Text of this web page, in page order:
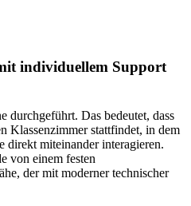
individuellem Support
durchgeführt. Das bedeutet, dass
Klassenzimmer stattfindet, in dem
direkt miteinander interagieren.
von einem festen
der mit moderner technischer